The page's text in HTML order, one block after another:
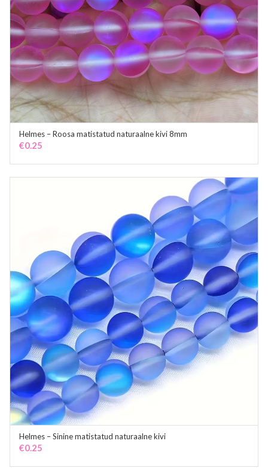
ADD TO CART
Helmes – Roosa matistatud naturaalne kivi 8mm
€0.25
ADD TO CART
Helmes – Sinine matistatud naturaalne kivi
€0.25